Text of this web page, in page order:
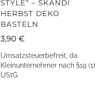
STYLE“ – SKANDI
HERBST DEKO
BASTELN
3,90 €
Umsatzsteuerbefreit, da
Kleinunternehmer nach §19 (1)
UStG.